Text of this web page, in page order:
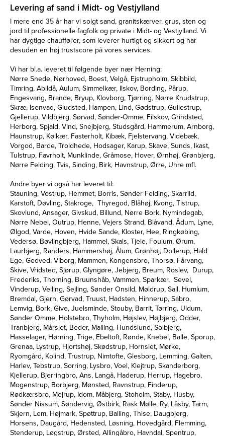
Levering af sand i Midt- og Vestjylland
I mere end 35 år har vi solgt sand, granitskærver, grus, sten og
jord til professionelle fagfolk og private i Midt- og Vestjylland. Vi
har dygtige chauffører, som leverer hurtigt og sikkert og har
desuden en høj trustscore på vores services.
Vi har bl.a. leveret til følgende byer nær Herning:
Nørre Snede, Nørhoved, Boest, Velgå, Ejstrupholm, Skibbild,
Timring, Abildå, Aulum, Simmelkær, Ilskov, Bording, Pårup,
Engesvang, Brande, Bryup, Klovborg, Tjørring, Nørre Knudstrup,
Skræ, Isenvad, Gludsted, Hampen, Lind, Gødstrup, Gullestrup,
Gjellerup, Vildbjerg, Sørvad, Sønder-Omme, Filskov, Grindsted,
Herborg, Spjald, Vind, Snejbjerg, Studsgård, Hammerum, Arnborg,
Haunstrup, Kølkær, Fasterholt, Kibæk, Fjelstervang, Videbæk,
Vorgod, Barde, Troldhede, Hodsager, Karup, Skave, Sunds, Ikast,
Tulstrup, Favrholt, Munklinde, Gråmose, Hover, Ørnhøj, Grønbjerg,
Nørre Felding, Tvis, Sinding, Birk, Havnstrup, Ørre, Uhre mfl.
Andre byer vi også har leveret til:
Stauning, Vostrup, Hemmet, Borris, Sønder Felding, Skarrild,
Karstoft, Døvling, Stakroge, Thyregod, Blåhøj, Kvong, Tistrup,
Skovlund, Ansager, Givskud, Billund, Nørre Bork, Nymindegab,
Nørre Nebel, Outrup, Henne, Vejers Strand, Blåvand, Ådum, Lyne,
Ølgod, Varde, Hoven, Hvide Sande, Kloster, Hee, Ringkøbing,
Vedersø, Bøvlingbjerg, Hammel, Skals, Tjele, Foulum, Ørum,
Laurbjerg, Randers, Hammershøj, Ålum, Grønhøj, Dollerup, Hald
Ege, Gedved, Viborg, Mammen, Kongensbro, Thorsø, Fårvang,
Skive, Vridsted, Sjørup, Glyngøre, Jebjerg, Breum, Roslev, Durup,
Frederiks, Thorning, Bruunshåb, Vammen, Sparkær, Sevel,
Vinderup, Velling, Sejling, Sønder Onsild, Møldrup, Sall, Humlum,
Bremdal, Gjern, Gørvad, Truust, Hadsten, Hinnerup, Sabro,
Lemvig, Bork, Give, Juelsminde, Stouby, Barrit, Tørring, Uldum,
Sønder Omme, Holstebro, Thyholm, Højslev, Højbjerg, Odder,
Tranbjerg, Mårslet, Beder, Malling, Hundslund, Solbjerg,
Hasselager, Hørning, Trige, Ebeltoft, Rønde, Knebel, Balle, Sporup,
Grenaa, Lystrup, Hjortshøj, Skødstrup, Hornslet, Mørke,
Ryomgård, Kolind, Trustrup, Nimtofte, Glesborg, Lemming, Galten,
Harlev, Tebstrup, Sorring, Lysbro, Voel, Klejtrup, Skanderborg,
Kjellerup, Bjerringbro, Ans, Langå, Haderup, Herrup, Hagebro,
Mogenstrup, Borbjerg, Mønsted, Ravnstrup, Finderup,
Rødkærsbro, Mejrup, Idom, Måbjerg, Stoholm, Staby, Husby,
Sønder Nissum, Søndervig, Østbirk, Rask Mølle, Ry, Låsby, Tarm,
Skjern, Lem, Højmark, Spøttrup, Balling, Thise, Daugbjerg,
Horsens, Daugård, Hedensted, Løsning, Hovedgård, Flemming,
Stenderup, Løgstrup, Ørsted, Allingåbro, Havndal, Spentrup,